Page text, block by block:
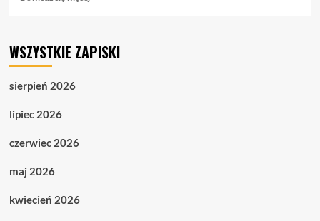
Zaproszenie
WSZYSTKIE ZAPISKI
sierpień 2026
lipiec 2026
czerwiec 2026
maj 2026
kwiecień 2026